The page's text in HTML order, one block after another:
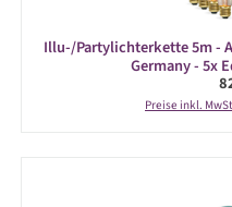
Illu-/Partylichterkette 5m -
Germany - 5x
Preise inkl.